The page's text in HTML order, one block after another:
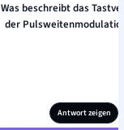
Was beschreibt das
der
Antwort zeigen